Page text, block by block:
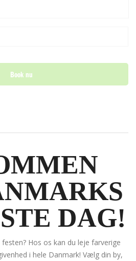
DAG!
Hos os kan du leje farverige
i hele Danmark! Vælg din by,